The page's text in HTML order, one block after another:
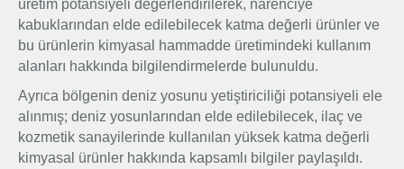
üretim potansiyeli değerlendirilerek, narenciye
kabuklarından elde edilebilecek katma değerli ürünler ve
bu ürünlerin kimyasal hammadde üretimindeki kullanım
alanları hakkında bilgilendirmelerde bulunuldu.
Ayrıca bölgenin deniz yosunu yetiştiriciliği potansiyeli ele
alınmış; deniz yosunlarından elde edilebilecek, ilaç ve
kozmetik sanayilerinde kullanılan yüksek katma değerli
kimyasal ürünler hakkında kapsamlı bilgiler paylaşıldı.